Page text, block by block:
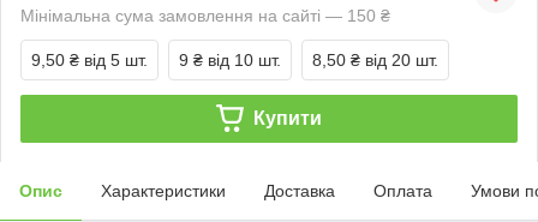
Мінімальна сума замовлення на сайті — 150 ₴
9,50 ₴ від 5 шт. 9 ₴ від 10 шт. 8,50 ₴ від 20 шт.
Купити
Опис Характеристики Доставка Оплата Умови